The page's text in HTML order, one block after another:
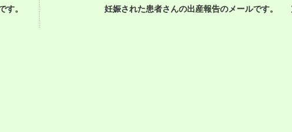
す。 妊娠された患者さんの出産報告のメールです。